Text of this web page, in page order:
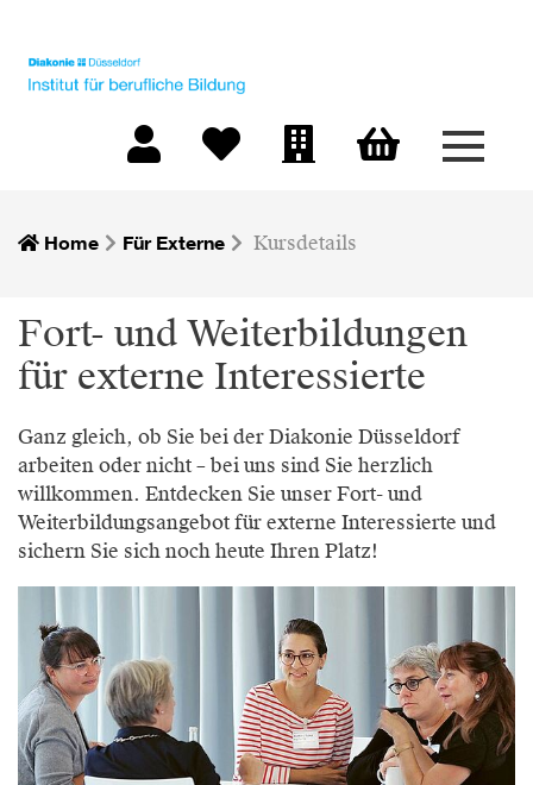
Menü
Home Für Externe Kursdetails
Fort- und Weiterbildungen
für externe Interessierte
Ganz gleich, ob Sie bei der Diakonie Düsseldorf
arbeiten oder nicht – bei uns sind Sie herzlich
willkommen. Entdecken Sie unser Fort- und
Weiterbildungsangebot für externe Interessierte und
sichern Sie sich noch heute Ihren Platz!